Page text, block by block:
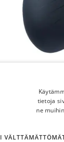
tietoja
ne